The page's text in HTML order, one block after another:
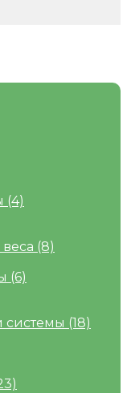
(4)
(8)
(6)
системы (18)